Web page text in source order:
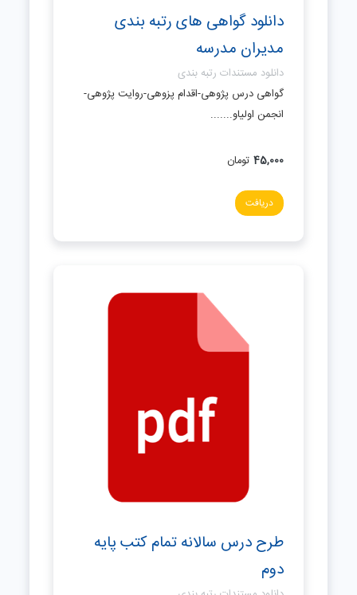
دانلود گواهی های رتبه بندی
مدیران مدرسه
دانلود مستندات رتبه بندی
گواهی درس پژوهی-اقدام پزوهی-روایت پژوهی-
انجمن اولیاو.......
45,000 تومان
دریافت
طرح درس سالانه تمام کتب پایه
دوم